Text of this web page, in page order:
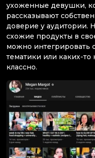
ухоженные девушки,
рассказывают
доверие у аудитории.
схожие продукты в
можно интегрировать
тематики или каких-то
классно.